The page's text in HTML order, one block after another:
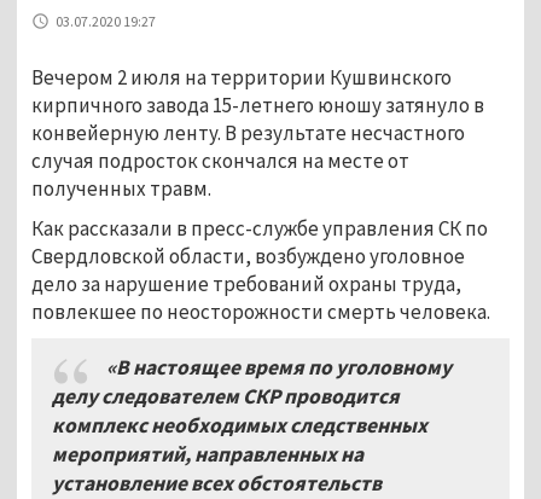
03.07.2020 19:27
Вечером 2 июля на территории Кушвинского
кирпичного завода 15-летнего юношу затянуло в
конвейерную ленту. В результате несчастного
случая подросток скончался на месте от
полученных травм.
Как рассказали в пресс-службе управления СК по
Свердловской области, возбуждено уголовное
дело за нарушение требований охраны труда,
повлекшее по неосторожности смерть человека.
«В настоящее время по уголовному
делу следователем СКР проводится
комплекс необходимых следственных
мероприятий, направленных на
установление всех обстоятельств